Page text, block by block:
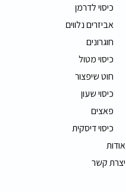
כיסוי לדרמן
אביזרים נלווים
חוגרונים
כיסוי מטול
חוט שיפצור
כיסוי שעון
פאצים
כיסוי דיסקית
אודות
יצרת קשר